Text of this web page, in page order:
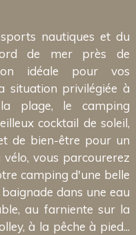
nautiques et du
de mer près de
idéale pour vos
situation privilégiée à
plage, le camping
cocktail de soleil,
de bien-être pour un
vous parcourerez
camping d'une belle
dans une eau
au farniente sur la
à la pêche à pied...